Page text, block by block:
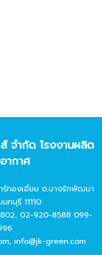
จํากัด โรงงานผลิต
ากาศ
ทองเอี่ยม ต.บางรักพัฒนา
ทบุรี 11110
, 02-920-8588 099-
, info@jk-green.com